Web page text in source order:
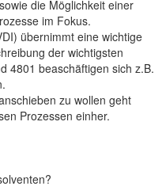
die Möglichkeit einer
im Fokus.
übernimmt eine wichtige
der wichtigsten
4801 beaschäftigen sich z.B.
zu wollen geht
Prozessen einher.